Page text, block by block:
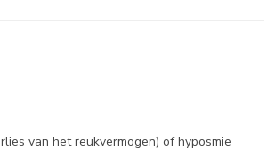
van het reukvermogen) of hyposmie